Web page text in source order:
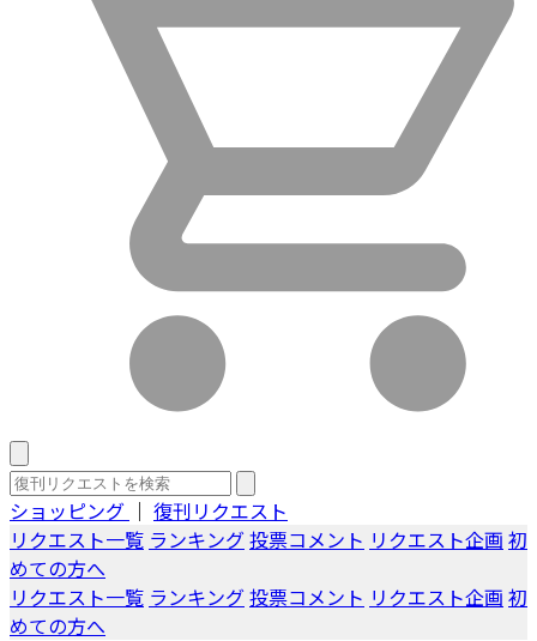
ショッピング ｜ 復刊リクエスト
リクエスト一覧 ランキング投票コメント リクエスト企画 初
めての方へ
リクエスト一覧 ランキング投票コメント リクエスト企画 初
めての方へ